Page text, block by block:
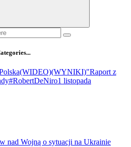
(WIDEO)(WYNIKI)"Raport z
#RobertDeNiro1 listopada
nad Wojną o sytuacji na Ukrainie